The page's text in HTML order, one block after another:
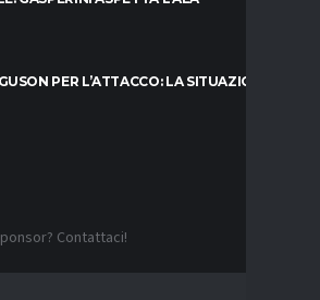
PER L’ATTACCO: LA SITUAZIONE
Contattaci!